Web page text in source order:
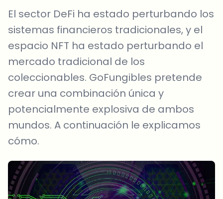
El sector DeFi ha estado perturbando los
sistemas financieros tradicionales, y el
espacio NFT ha estado perturbando el
mercado tradicional de los
coleccionables. GoFungibles pretende
crear una combinación única y
potencialmente explosiva de ambos
mundos. A continuación le explicamos
cómo.